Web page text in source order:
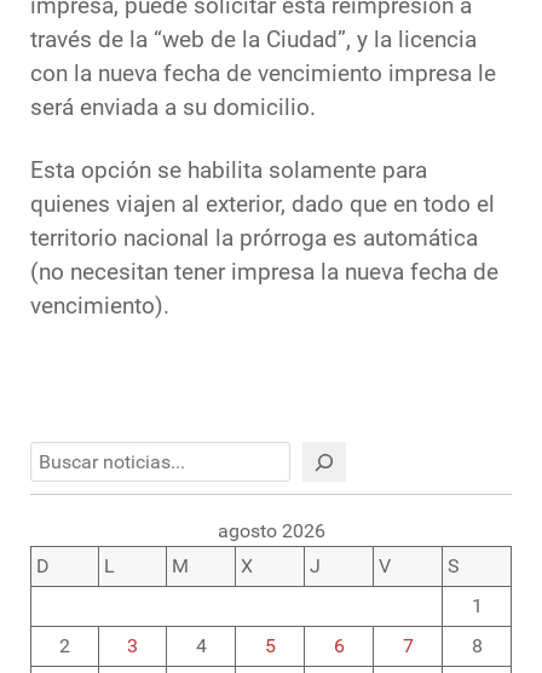
impresa, puede solicitar ésta reimpresión a
través de la “web de la Ciudad”, y la licencia
con la nueva fecha de vencimiento impresa le
será enviada a su domicilio.
Esta opción se habilita solamente para
quienes viajen al exterior, dado que en todo el
territorio nacional la prórroga es automática
(no necesitan tener impresa la nueva fecha de
vencimiento).
Buscar
agosto 2026
D
L M X J V
S
1
2
3 4 5 6 7
8